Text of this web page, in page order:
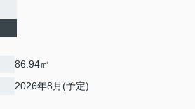
86.94㎡
2026年8月(予定)